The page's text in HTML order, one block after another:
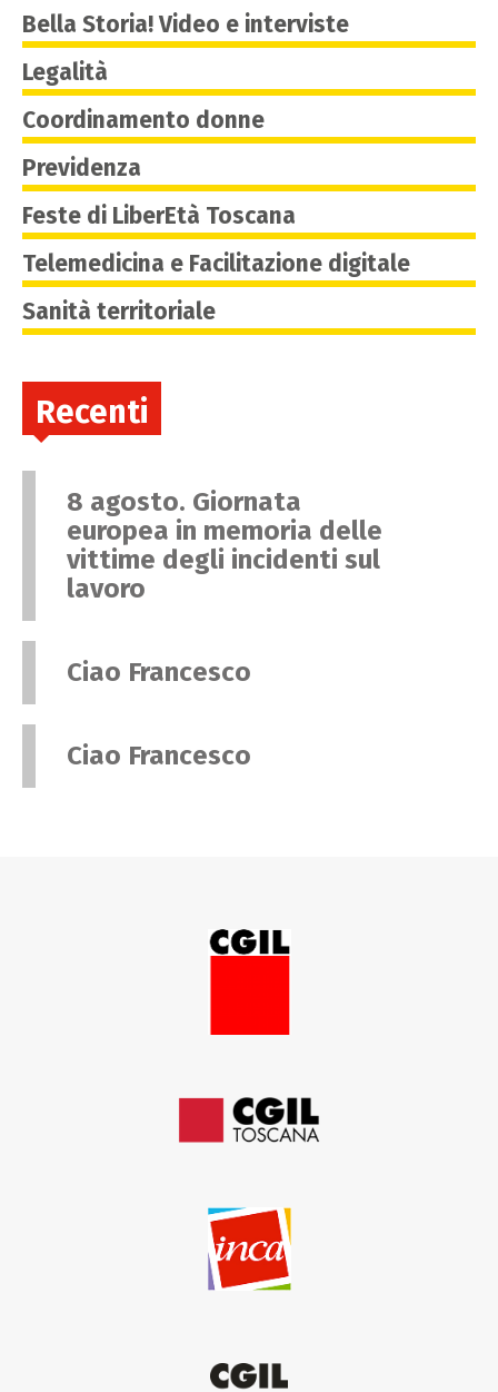
Bella Storia! Video e interviste
Legalità
Coordinamento donne
Previdenza
Feste di LiberEtà Toscana
Telemedicina e Facilitazione digitale
Sanità territoriale
Recenti
8 agosto. Giornata
europea in memoria delle
vittime degli incidenti sul
lavoro
Ciao Francesco
Ciao Francesco